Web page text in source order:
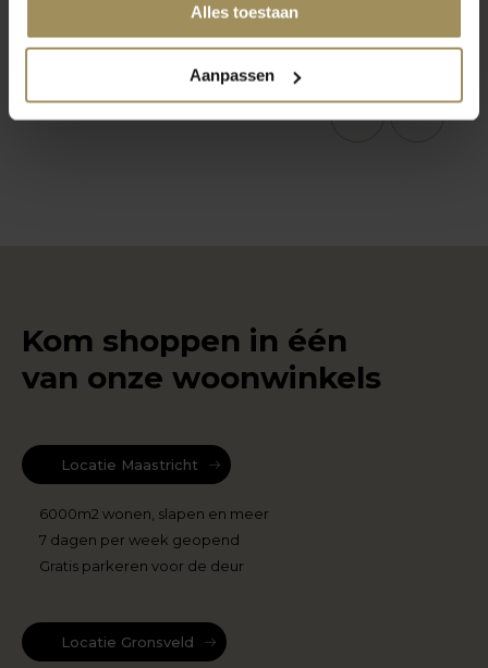
Alles toestaan
Aanpassen
Kom shoppen in één
van onze woonwinkels
Locatie Maastricht
6000m2 wonen, slapen en meer
7 dagen per week geopend
Gratis parkeren voor de deur
Locatie Gronsveld